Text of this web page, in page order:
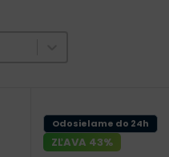
ZĽAVA 43%
Odosielame do 24h